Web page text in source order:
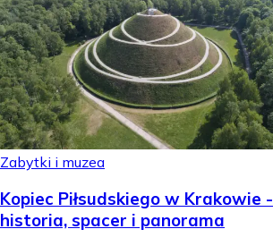
Zabytki i muzea
Kopiec Piłsudskiego w Krakowie -
historia, spacer i panorama